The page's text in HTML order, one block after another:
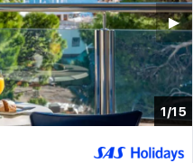
1/15
▶︎